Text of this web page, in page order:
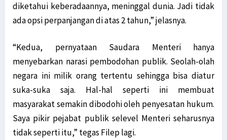
diketahui keberadaannya, meninggal dunia. Jadi tidak
ada opsi perpanjangan di atas 2 tahun,” jelasnya.
“Kedua, pernyataan Saudara Menteri hanya
menyebarkan narasi pembodohan publik. Seolah-olah
negara ini milik orang tertentu sehingga bisa diatur
suka-suka saja. Hal-hal seperti ini membuat
masyarakat semakin dibodohi oleh penyesatan hukum.
Saya pikir pejabat publik selevel Menteri seharusnya
tidak seperti itu,” tegas Filep lagi.